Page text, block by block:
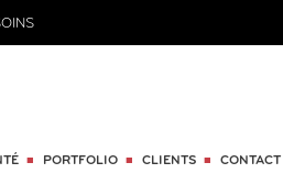
PORTFOLIO CLIENTS CONTACT